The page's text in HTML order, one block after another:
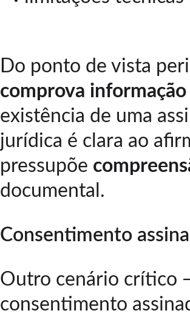
Do ponto de vista
comprova informação
existência de uma
jurídica é clara ao
pressupõe
documental.
Consentimento
Outro cenário crítico
consentimento